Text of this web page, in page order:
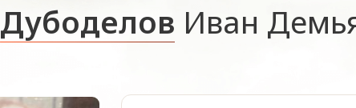
Дубоделов Иван